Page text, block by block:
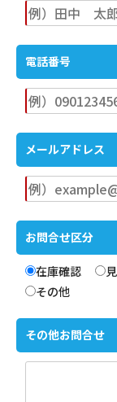
電話番号
メールアドレス
お問合せ区分
在庫確認
その他
その他お問合せ